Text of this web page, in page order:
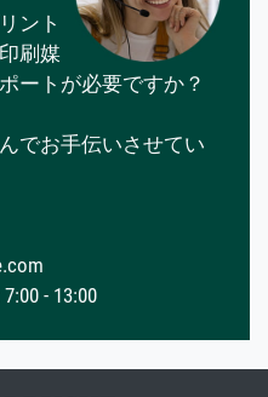
ント
刷媒
ートが必要ですか？
でお手伝いさせてい
- 13:00